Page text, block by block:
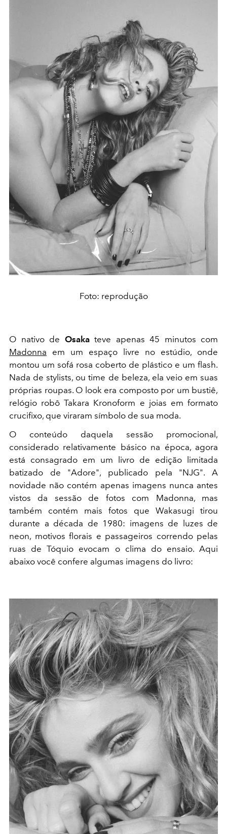
Foto: reprodução
O nativo de Osakateve apenas 45 minutos com
Madonna em um espaço livre no estúdio, onde
montou um sofá rosa coberto de plástico e um flash.
Nada de stylists, ou time de beleza, ela veio em suas
próprias roupas. O look era composto por um bustiê,
relógio robô Takara Kronoform e joias em formato
crucifixo, que viraram símbolo de sua moda.
O conteúdo daquela sessão promocional,
considerado relativamente básico na época, agora
está consagrado em um livro de edição limitada
batizado de "Adore", publicado pela "NJG". A
novidade não contém apenas imagens nunca antes
vistos da sessão de fotos com Madonna, mas
também contém mais fotos que Wakasugi tirou
durante a década de 1980: imagens de luzes de
neon, motivos florais e passageiros correndo pelas
ruas de Tóquio evocam o clima do ensaio. Aqui
abaixo você confere algumas imagens do livro: